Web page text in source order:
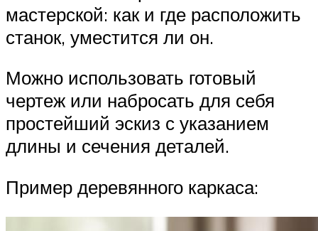
мастерской: как и где расположить
станок, уместится ли он.
Можно использовать готовый
чертеж или набросать для себя
простейший эскиз с указанием
длины и сечения деталей.
Пример деревянного каркаса: